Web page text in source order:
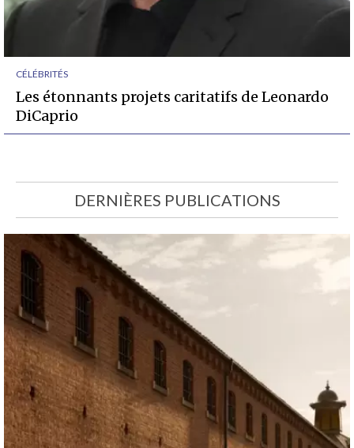
CÉLÉBRITÉS
Les étonnants projets caritatifs de Leonardo
DiCaprio
DERNIÈRES PUBLICATIONS